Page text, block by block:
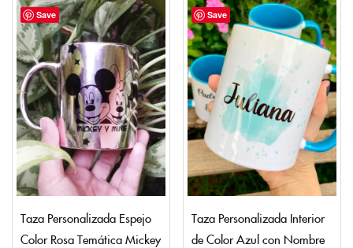
Save
Taza Personalizada Espejo
Color Rosa Temática Mickey
Save
Taza Personalizada Interior
de Color Azul con Nombre